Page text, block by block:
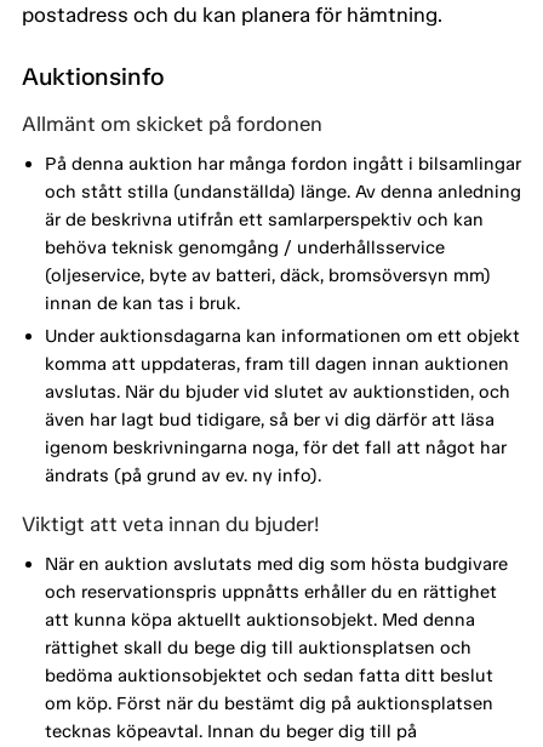
postadress och du kan planera för hämtning.
Auktionsinfo
Allmänt om skicket på fordonen
På denna auktion har många fordon ingått i bilsamlingar
och stått stilla (undanställda) länge. Av denna anledning
är de beskrivna utifrån ett samlarperspektiv och kan
behöva teknisk genomgång / underhållsservice
(oljeservice, byte av batteri, däck, bromsöversyn mm)
innan de kan tas i bruk.
Under auktionsdagarna kan informationen om ett objekt
komma att uppdateras, fram till dagen innan auktionen
avslutas. När du bjuder vid slutet av auktionstiden, och
även har lagt bud tidigare, så ber vi dig därför att läsa
igenom beskrivningarna noga, för det fall att något har
ändrats (på grund av ev. ny info).
Viktigt att veta innan du bjuder!
När en auktion avslutats med dig som hösta budgivare
och reservationspris uppnåtts erhåller du en rättighet
att kunna köpa aktuellt auktionsobjekt. Med denna
rättighet skall du bege dig till auktionsplatsen och
bedöma auktionsobjektet och sedan fatta ditt beslut
om köp. Först när du bestämt dig på auktionsplatsen
tecknas köpeavtal. Innan du beger dig till på